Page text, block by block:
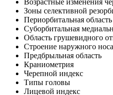
Зоны селективной
Периорбитальная область
Суборбитальная
Область грушевидного
Строение наружного носа
Предбрыльная область
Краниометрия
Черепной индекс
Типы головы
Лицевой индекс